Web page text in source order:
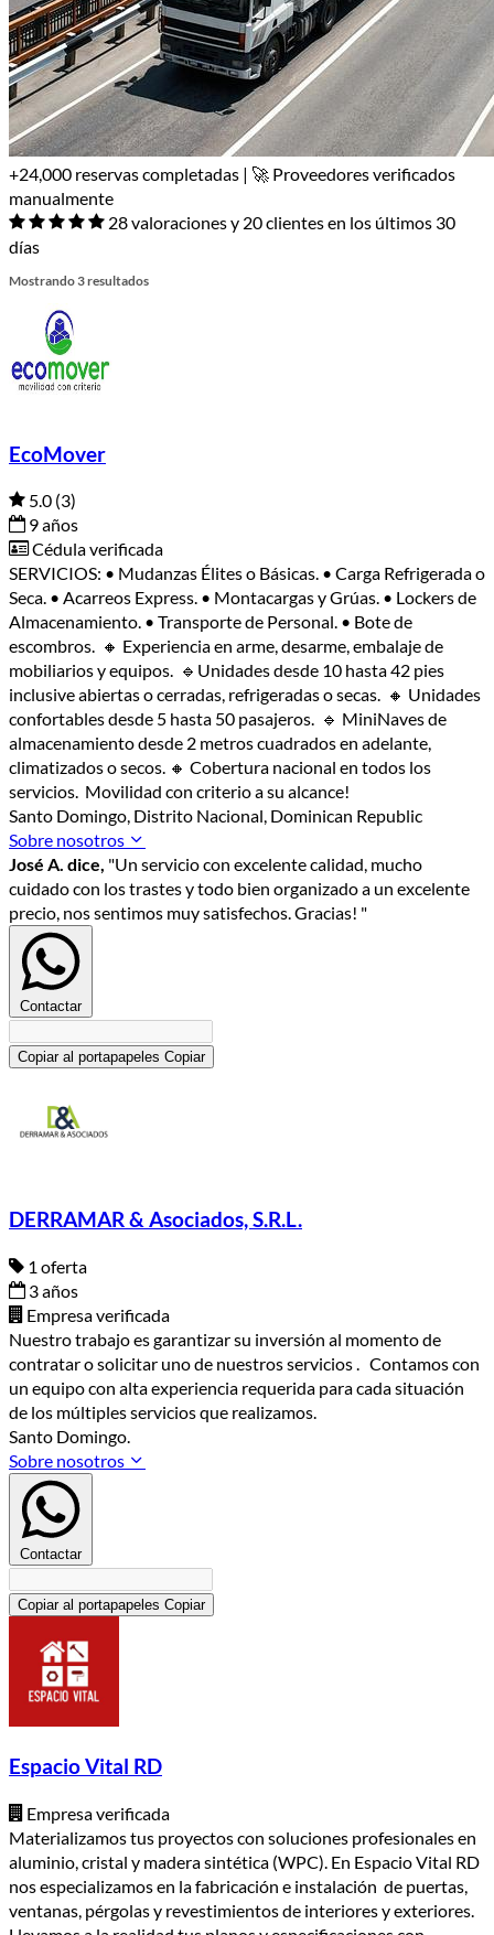
+24,000 reservas completadas | 🚀 Proveedores verificados
manualmente
28 valoraciones y 20 clientes en los últimos 30
días
Mostrando 3 resultados
EcoMover
5.0 (3)
9 años
Cédula verificada
SERVICIOS: • Mudanzas Élites o Básicas. • Carga Refrigerada o
Seca. • Acarreos Express. • Montacargas y Grúas. • Lockers de
Almacenamiento. • Transporte de Personal. • Bote de
escombros. 🔸 Experiencia en arme, desarme, embalaje de
mobiliarios y equipos. 🔹Unidades desde 10 hasta 42 pies
inclusive abiertas o cerradas, refrigeradas o secas. 🔸 Unidades
confortables desde 5 hasta 50 pasajeros. 🔹 MiniNaves de
almacenamiento desde 2 metros cuadrados en adelante,
climatizados o secos. 🔸 Cobertura nacional en todos los
servicios. Movilidad con criterio a su alcance!
Santo Domingo, Distrito Nacional, Dominican Republic
Sobre nosotros
José A. dice, "Un servicio con excelente calidad, mucho
cuidado con los trastes y todo bien organizado a un excelente
precio, nos sentimos muy satisfechos. Gracias! "
Contactar
Copiar al portapapeles Copiar
DERRAMAR & Asociados, S.R.L.
1 oferta
3 años
Empresa verificada
Nuestro trabajo es garantizar su inversión al momento de
contratar o solicitar uno de nuestros servicios . Contamos con
un equipo con alta experiencia requerida para cada situación
de los múltiples servicios que realizamos.
Santo Domingo.
Sobre nosotros
Contactar
Copiar al portapapeles Copiar
Espacio Vital RD
Empresa verificada
Materializamos tus proyectos con soluciones profesionales en
aluminio, cristal y madera sintética (WPC). En Espacio Vital RD
nos especializamos en la fabricación e instalación de puertas,
ventanas, pérgolas y revestimientos de interiores y exteriores.